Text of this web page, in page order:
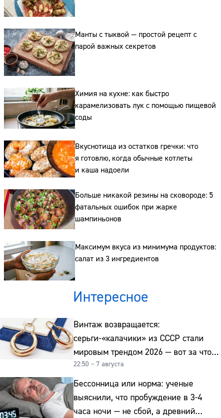
Манты с тыквой — простой рецепт с
парой важных секретов
Химия на кухне: как быстро
карамелизовать лук с помощью пищевой
соды
Вкуснотища из остатков гречки: что
я готовлю, когда обычные котлеты
и каша надоели
Больше никакой резины на сковороде: 5
фатальных ошибок при жарке
шампиньонов
Максимум вкуса из минимума продуктов:
салат из 3 ингредиентов
Интересное
Винтаж возвращается:
серьги-«калачики» из СССР стали
мировым трендом 2026 — вот за что
их ценят ювелиры
22:50 – 7 августа
Бессонница или норма: ученые
выяснили, что пробуждение в 3-4
часа ночи — не сбой, а древний